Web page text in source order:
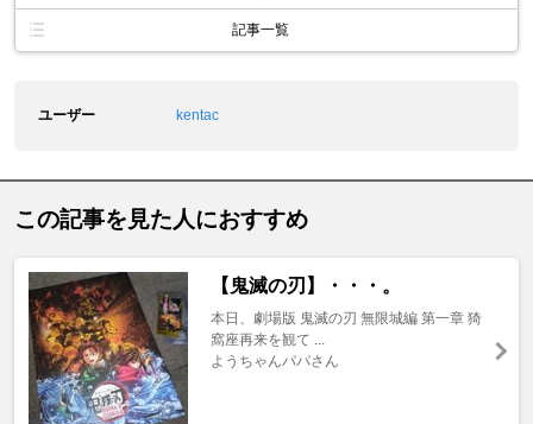
記事一覧
ユーザー kentac
この記事を見た人におすすめ
【鬼滅の刃】・・・。
本日、劇場版 鬼滅の刃 無限城編 第一章 猗
窩座再来を観て ...
ようちゃんパパさん